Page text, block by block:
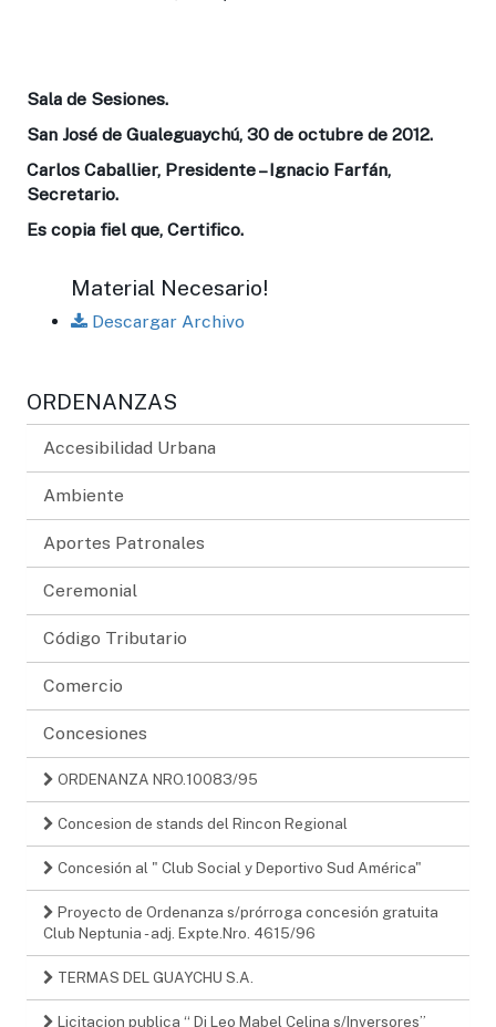
Sala de Sesiones.
San José de Gualeguaychú, 30 de octubre de 2012.
Carlos Caballier, Presidente – Ignacio Farfán,
Secretario.
Es copia fiel que, Certifico.
Material Necesario!
Descargar Archivo
ORDENANZAS
Accesibilidad Urbana
Ambiente
Aportes Patronales
Ceremonial
Código Tributario
Comercio
Concesiones
ORDENANZA NRO.10083/95
Concesion de stands del Rincon Regional
Concesión al " Club Social y Deportivo Sud América"
Proyecto de Ordenanza s/prórroga concesión gratuita
Club Neptunia - adj. Expte.Nro. 4615/96
TERMAS DEL GUAYCHU S.A.
Licitacion publica “ Di Leo Mabel Celina s/Inversores”